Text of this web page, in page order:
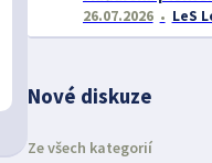
26.07.2026 LeS
Nové diskuze
Ze všech kategorií